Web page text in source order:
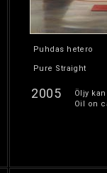
Puhdas hetero
Pure Straight
2005
Öljy
Oil on